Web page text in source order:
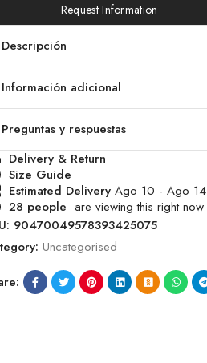
Request Information
Descripción
Información adicional
Preguntas y respuestas
Delivery & Return
Size Guide
Estimated Delivery Ago 10 - Ago 14
28 people are viewing this right now
90470049578393425075
Uncategorised